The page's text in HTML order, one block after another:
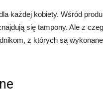
każdej kobiety. Wśród
się tampony. Ale z
z których są